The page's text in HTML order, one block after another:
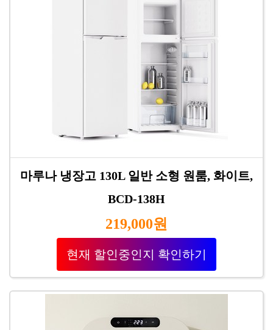
마루나 냉장고 130L 일반 소형 원룸, 화이트,
BCD-138H
219,000원
현재 할인중인지 확인하기